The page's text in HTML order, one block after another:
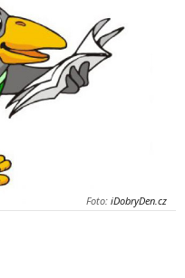
Foto: iDobryDen.cz